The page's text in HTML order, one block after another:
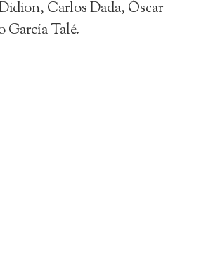
Carlos Dada, Óscar
García Talé.